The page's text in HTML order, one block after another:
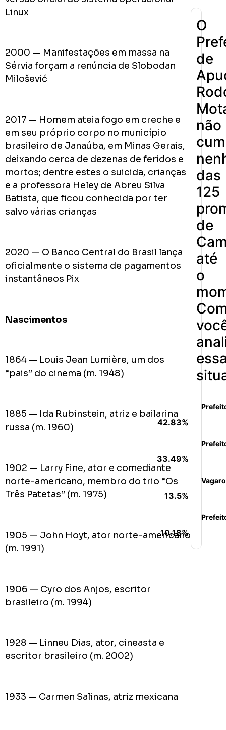
Linux
2000 — Manifestações em massa na
Sérvia forçam a renúncia de Slobodan
Milošević
2017 — Homem ateia fogo em creche e
em seu próprio corpo no município
brasileiro de Janaúba, em Minas Gerais,
deixando cerca de dezenas de feridos e
mortos; dentre estes o suicida, crianças
e a professora Heley de Abreu Silva
Batista, que ficou conhecida por ter
salvo várias crianças
2020 — O Banco Central do Brasil lança
oficialmente o sistema de pagamentos
instantâneos Pix
Nascimentos
1864 — Louis Jean Lumière, um dos
“pais” do cinema (m. 1948)
1885 — Ida Rubinstein, atriz e bailarina
russa (m. 1960)
1902 — Larry Fine, ator e comediante
norte-americano, membro do trio “Os
Três Patetas” (m. 1975)
1905 — John Hoyt, ator norte-americano
(m. 1991)
1906 — Cyro dos Anjos, escritor
brasileiro (m. 1994)
1928 — Linneu Dias, ator, cineasta e
escritor brasileiro (m. 2002)
1933 — Carmen Salinas, atriz mexicana
O
de
não
das
125
de
até
o
42.83%
33.49%
13.5%
10.18%